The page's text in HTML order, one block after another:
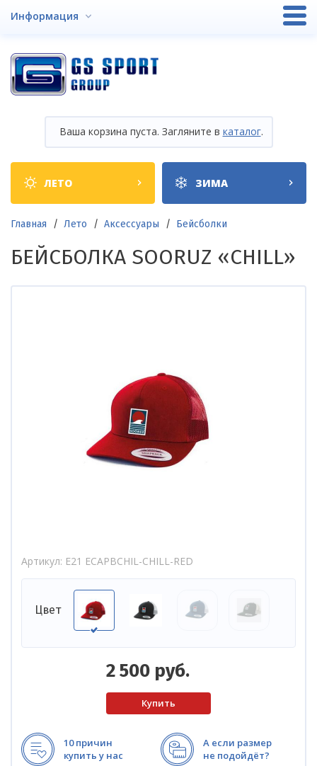
Информация
Ваша корзина пуста. Загляните в каталог.
Shop
categories
ЛЕТО ЗИМА
Строка
навигации
Главная Лето Аксессуары Бейсболки
БЕЙСБОЛКА SOORUZ «CHILL»
Артикул E21 ECAPBCHIL-CHILL-RED
Цвет
2 500 руб.
10 причин
купить у нас
А если размер
не подойдёт?